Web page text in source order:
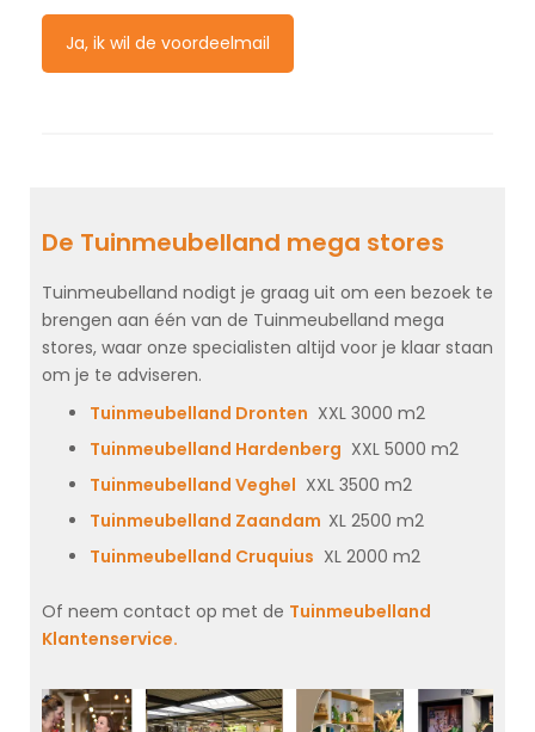
Ja, ik wil de voordeelmail
De Tuinmeubelland mega stores
Tuinmeubelland nodigt je graag uit om een bezoek te
brengen aan één van de Tuinmeubelland mega
stores, waar onze specialisten altijd voor je klaar staan
om je te adviseren.
Tuinmeubelland Dronten XXL 3000 m2
Tuinmeubelland Hardenberg XXL 5000 m2
Tuinmeubelland Veghel XXL 3500 m2
Tuinmeubelland Zaandam XL 2500 m2
Tuinmeubelland Cruquius XL 2000 m2
Of neem contact op met de Tuinmeubelland
Klantenservice.